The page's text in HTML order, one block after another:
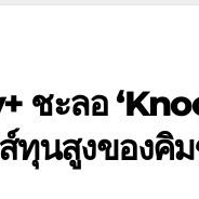
ชะลอ
ทุนสูงของคิ